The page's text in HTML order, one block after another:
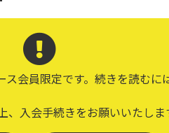
会員限定です。続きを読むに
入会手続きをお願いいたしま